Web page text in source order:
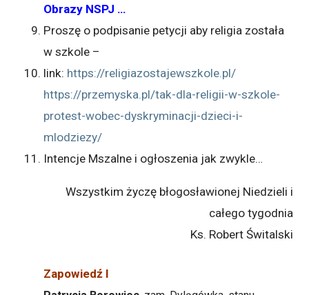
Obrazy NSPJ …
Proszę o podpisanie petycji aby religia została
w szkole –
link: https://religiazostajewszkole.pl/
https://przemyska.pl/tak-dla-religii-w-szkole-
protest-wobec-dyskryminacji-dzieci-i-
mlodziezy/
Intencje Mszalne i ogłoszenia jak zwykle…
Wszystkim życzę błogosławionej Niedzieli i
całego tygodnia
Ks. Robert Świtalski
Zapowiedź I